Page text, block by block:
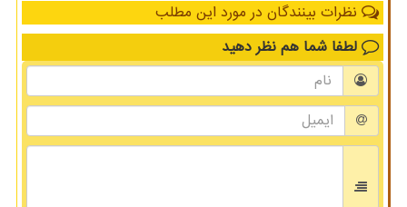
نظرات بینندگان در مورد این مطلب
لطفا شما هم نظر دهید